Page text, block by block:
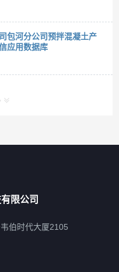
包河分公司预拌混凝土产
应用数据库
限公司
伯时代大厦2105